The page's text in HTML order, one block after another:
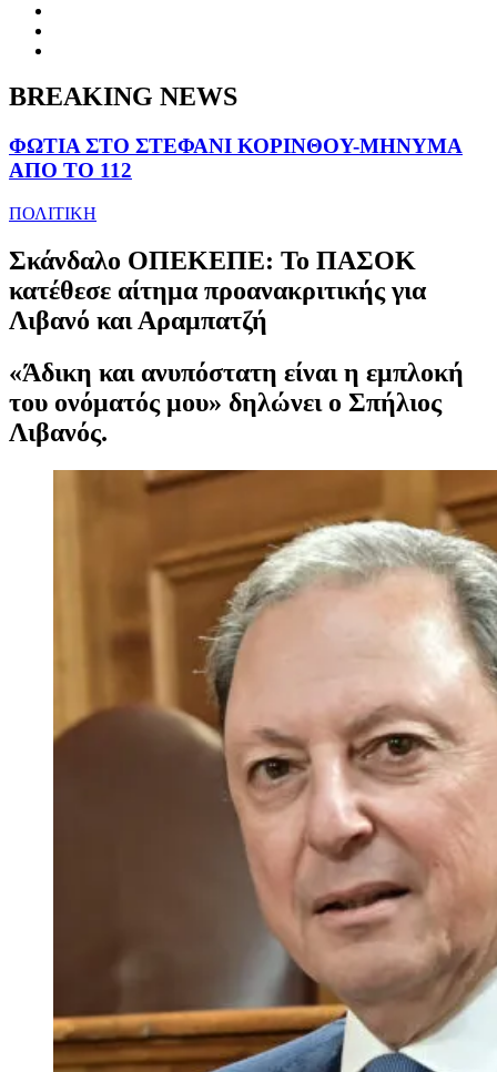
BREAKING NEWS
ΦΩΤΙΑ ΣΤΟ ΣΤΕΦΑΝΙ ΚΟΡΙΝΘΟΥ-ΜΗΝΥΜΑ
ΑΠΟ ΤΟ 112
ΠΟΛΙΤΙΚΗ
Σκάνδαλο ΟΠΕΚΕΠΕ: Το ΠΑΣΟΚ
κατέθεσε αίτημα προανακριτικής για
Λιβανό και Αραμπατζή
«Άδικη και ανυπόστατη είναι η εμπλοκή
του ονόματός μου» δηλώνει ο Σπήλιος
Λιβανός.